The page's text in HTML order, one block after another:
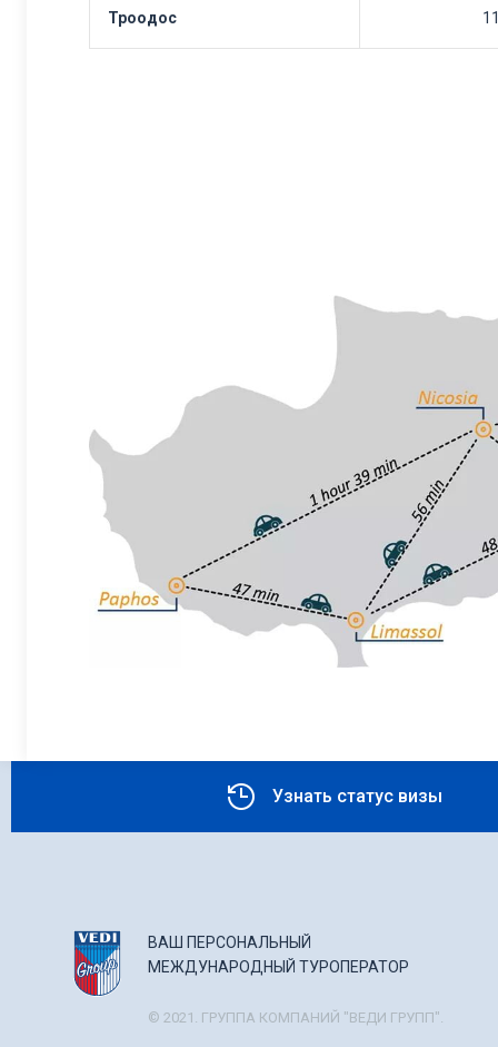
Троодос
Узнать статус визы
ВАШ ПЕРСОНАЛЬНЫЙ
МЕЖДУНАРОДНЫЙ ТУРОПЕРАТОР
© 2021. ГРУППА КОМПАНИЙ "ВЕДИ ГРУПП".